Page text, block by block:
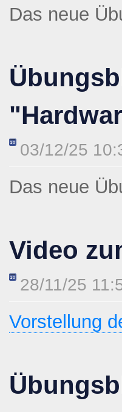
Das neue
03/12/25
Das neue
Video
28/11/25
Vorstellung